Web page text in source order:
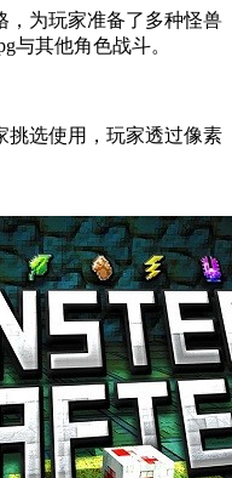
为玩家准备了多种怪兽
与其他角色战斗。
选使用，玩家透过像素